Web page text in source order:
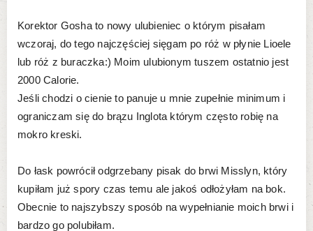
Korektor Gosha to nowy ulubieniec o którym pisałam
wczoraj, do tego najczęściej sięgam po róż w płynie Lioele
lub róż z buraczka:) Moim ulubionym tuszem ostatnio jest
2000 Calorie.
Jeśli chodzi o cienie to panuje u mnie zupełnie minimum i
ograniczam się do brązu Inglota którym często robię na
mokro kreski.
Do łask powrócił odgrzebany pisak do brwi Misslyn, który
kupiłam już spory czas temu ale jakoś odłożyłam na bok.
Obecnie to najszybszy sposób na wypełnianie moich brwi i
bardzo go polubiłam.